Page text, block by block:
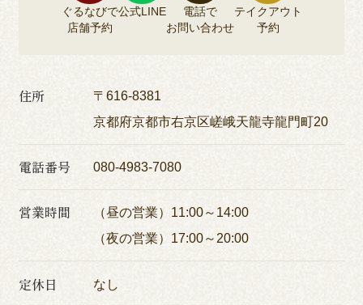
ぐるなびで
店舗予約
公式LINE
電話で
お問い合わせ
テイクアウト
予約
住所
〒616-8381
京都府京都市右京区嵯峨天龍寺龍門町20
電話番号 080-4983-7080
営業時間
（昼の営業）11:00～14:00
（夜の営業）17:00～20:00
定休日 なし